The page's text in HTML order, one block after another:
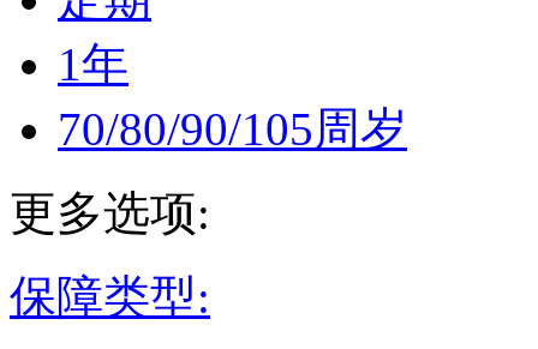
1年
70/80/90/105周岁
更多选项:
保障类型: